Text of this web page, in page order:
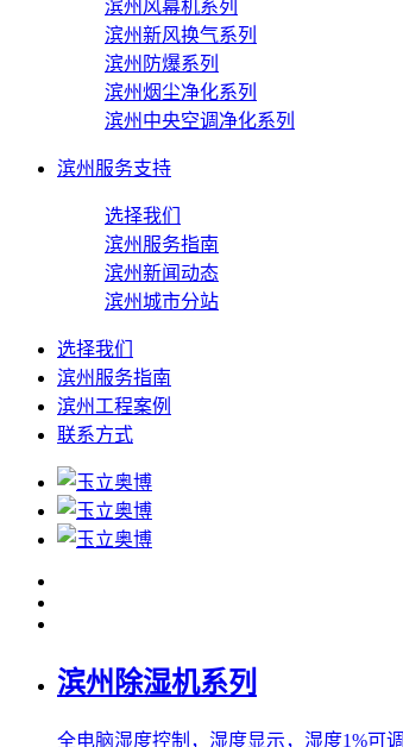
滨州风幕机系列
滨州新风换气系列
滨州防爆系列
滨州烟尘净化系列
滨州中央空调净化系列
滨州服务支持
选择我们
滨州服务指南
滨州新闻动态
滨州城市分站
选择我们
滨州服务指南
滨州工程案例
联系方式
滨州除湿机系列
全电脑湿度控制，湿度显示，湿度1%可调